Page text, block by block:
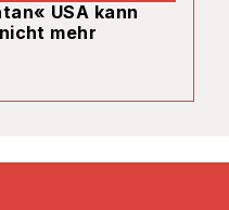
USA kann
mehr